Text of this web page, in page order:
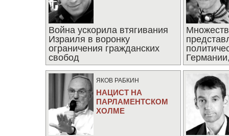
Война ускорила втягивания
Израиля в воронку
ограничения гражданских
свобод
ЯКОВ РАБКИН
НАЦИСТ НА
ПАРЛАМЕНТСКОМ
ХОЛМЕ